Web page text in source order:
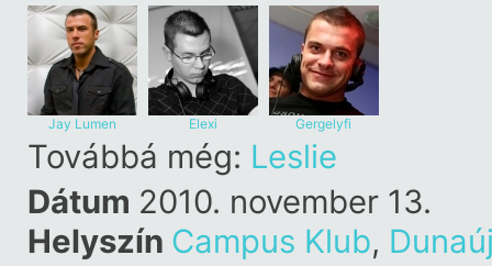
Jay Lumen Elexi Gergelyfi
Továbbá még: Leslie
Dátum 2010. november 13.
Helyszín Campus Klub,